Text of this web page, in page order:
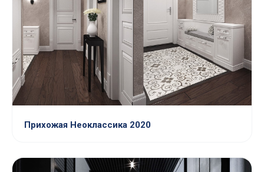
Прихожая Неоклассика 2020